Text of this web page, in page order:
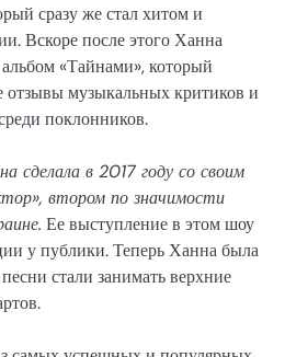
сразу же стал хитом и
Вскоре после этого Ханна
«Тайнами», который
музыкальных критиков и
поклонников.
сделала в 2017 году со своим
втором по значимости
Ее выступление в этом шоу
у публики. Теперь Ханна была
стали занимать верхние